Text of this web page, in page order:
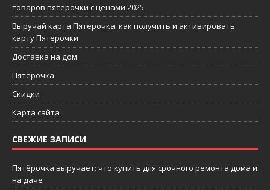
товаров пятерочки с ценами 2025
Выручай карта Пятерочка: как получить и активировать
карту Пятерочки
Доставка на дом
Пятёрочка
Скидки
Карта сайта
СВЕЖИЕ ЗАПИСИ
Пятёрочка выручает: что купить для срочного ремонта дома и
на даче